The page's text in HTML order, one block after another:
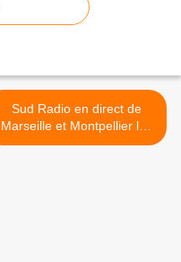
Sud Radio en direct de
Marseille et Montpellier les
29 et 30 septembre >